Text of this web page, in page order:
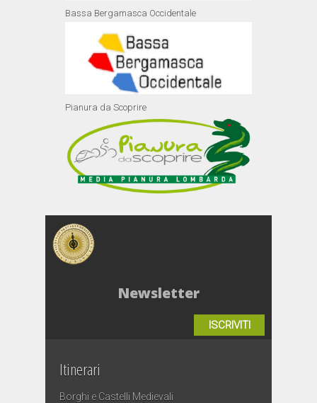
Bassa Bergamasca Occidentale
Pianura da Scoprire
Newsletter
ISCRIVITI
Itinerari
Borghi e Castelli Medievali